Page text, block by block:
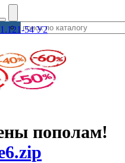
54 У2
пополам!